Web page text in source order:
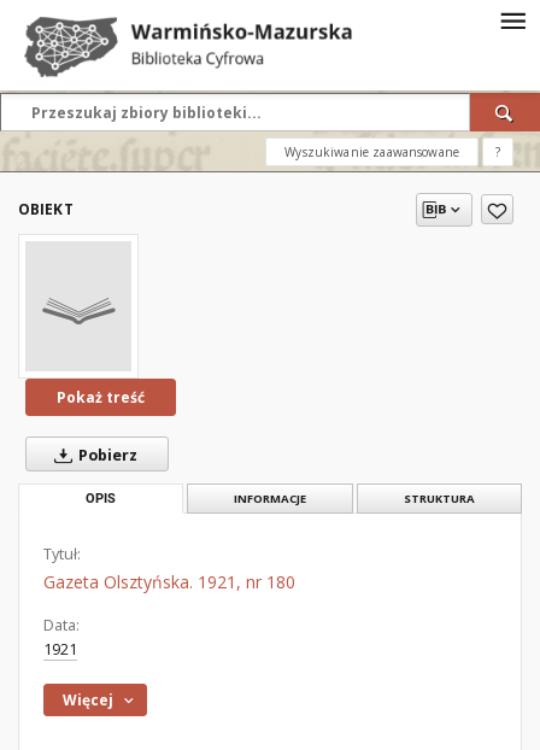
Wyszukiwanie zaawansowane ?
OBIEKT
Pokaż treść
Pobierz
OPIS INFORMACJE STRUKTURA
Tytuł:
Gazeta Olsztyńska. 1921, nr 180
Data:
1921
Więcej